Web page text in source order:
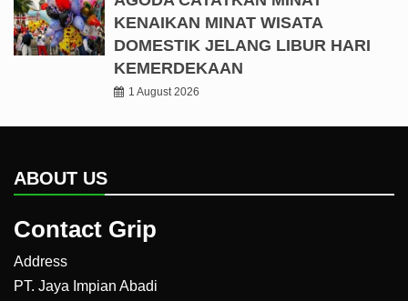
KENAIKAN MINAT WISATA
DOMESTIK JELANG LIBUR HARI
KEMERDEKAAN
1 August 2026
ABOUT US
Contact Grip
Address
PT. Jaya Impian Abadi